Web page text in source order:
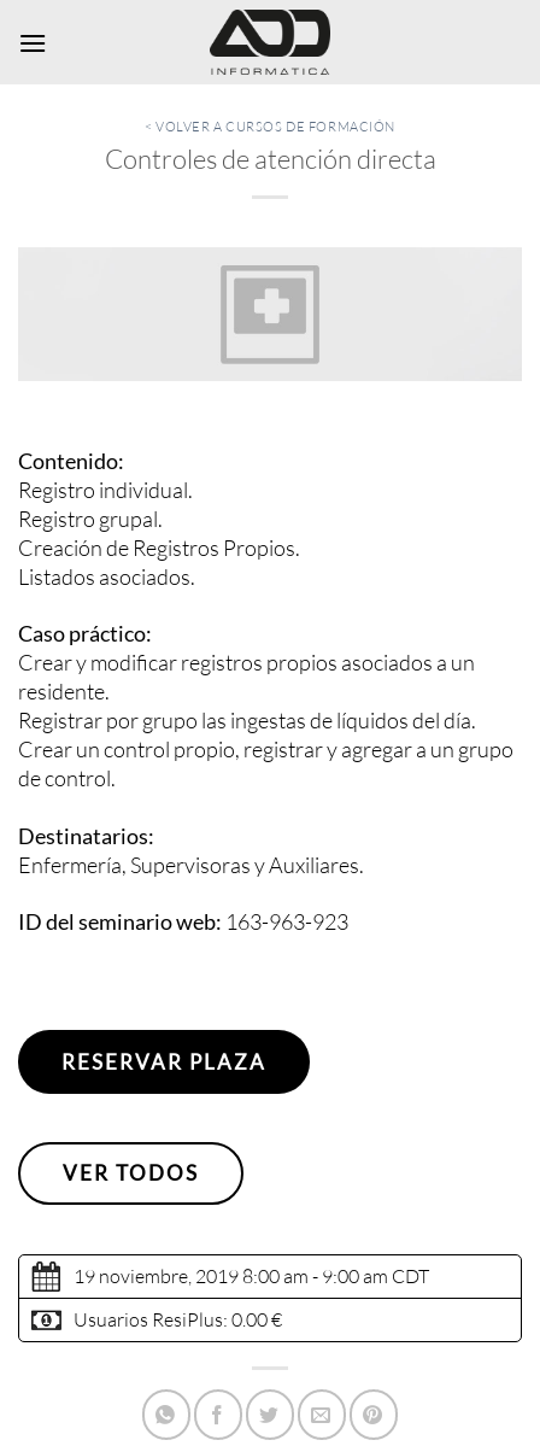
< VOLVER A CURSOS DE FORMACIÓN
Controles de atención directa
Contenido:
Registro individual.
Registro grupal.
Creación de Registros Propios.
Listados asociados.
Caso práctico:
Crear y modificar registros propios asociados a un
residente.
Registrar por grupo las ingestas de líquidos del día.
Crear un control propio, registrar y agregar a un grupo
de control.
Destinatarios:
Enfermería, Supervisoras y Auxiliares.
ID del seminario web: 163-963-923
RESERVAR PLAZA
VER TODOS
19 noviembre, 2019 8:00 am - 9:00 am CDT
Usuarios ResiPlus: 0.00 €